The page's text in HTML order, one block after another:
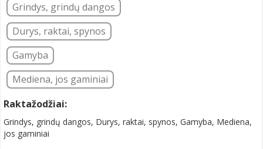
Grindys, grindų dangos
Durys, raktai, spynos
Gamyba
Mediena, jos gaminiai
Raktažodžiai:
Grindys, grindų dangos, Durys, raktai, spynos, Gamyba, Mediena,
jos gaminiai